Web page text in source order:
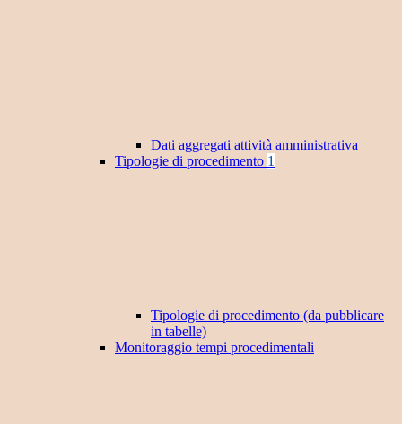
Dati aggregati attività amministrativa
Tipologie di procedimento 1
Tipologie di procedimento (da pubblicare
in tabelle)
Monitoraggio tempi procedimentali